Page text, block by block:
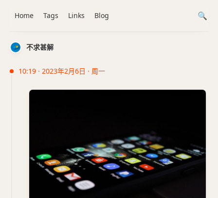
不求甚解
10:19 · 2023年2月6日 · 周一
Home Tags Links Blog